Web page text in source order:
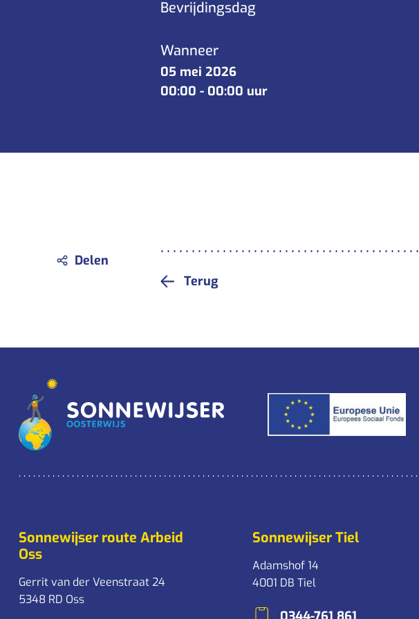
Bevrijdingsdag
Wanneer
05 mei 2026
00:00 - 00:00 uur
Terug
Sonnewijser route Arbeid
Oss
Gerrit van der Veenstraat 24
5348 RD Oss
Sonnewijser Tiel
Adamshof 14
4001 DB Tiel